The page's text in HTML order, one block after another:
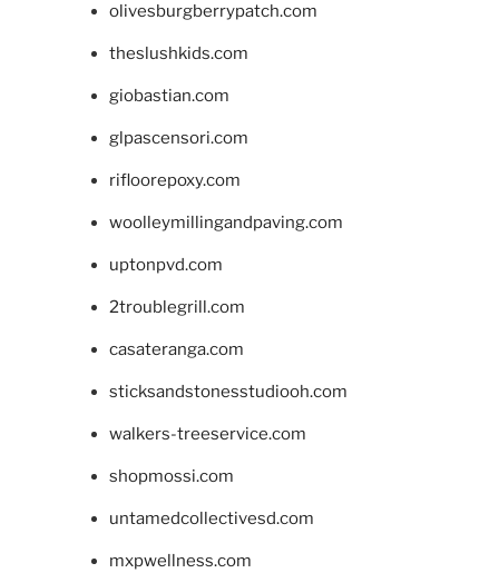
olivesburgberrypatch.com
theslushkids.com
giobastian.com
glpascensori.com
rifloorepoxy.com
woolleymillingandpaving.com
uptonpvd.com
2troublegrill.com
casateranga.com
sticksandstonesstudiooh.com
walkers-treeservice.com
shopmossi.com
untamedcollectivesd.com
mxpwellness.com